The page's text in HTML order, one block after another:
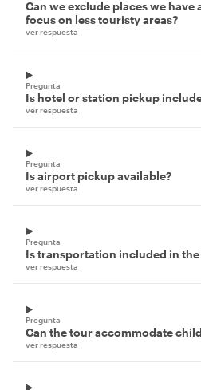
Can we exclude places we have
focus on less touristy areas?
ver respuesta
Pregunta
Is hotel or station pickup
ver respuesta
Pregunta
Is airport pickup available?
ver respuesta
Pregunta
Is transportation included in
ver respuesta
Pregunta
Can the tour accommodate
ver respuesta